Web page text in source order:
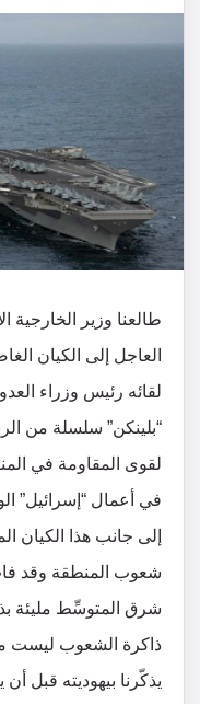
طالعنا وزير الخارجية
العاجل إلى الكيان
لقائه رئيس وزراء
“بلينكن” سلسلة من
لقوى المقاومة في
في أعمال “إسرائيل”
إلى جانب هذا الكيان
شعوب المنطقة وقد
شرق المتوسِّط مليئة
ذاكرة الشعوب ليست
يذكّرنا بيهوديته قبل أن